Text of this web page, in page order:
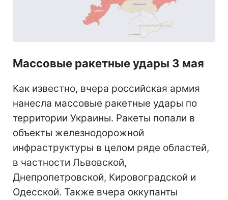
Массовые ракетные удары 3 мая
Как известно, вчера российская армия
нанесла массовые ракетные удары по
территории Украины. Ракеты попали в
объекты железнодорожной
инфраструктуры в целом ряде областей,
в частности Львовской,
Днепропетровской, Кировоградской и
Одесской. Также вчера оккупанты